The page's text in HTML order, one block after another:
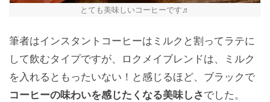
とても美味しいコーヒーです♬
筆者はインスタントコーヒーはミルクと割ってラテに
して飲むタイプですが、ロクメイブレンドは、ミルク
を入れるともったいない！と感じるほど、ブラックで
コーヒーの味わいを感じたくなる美味しさ でした。